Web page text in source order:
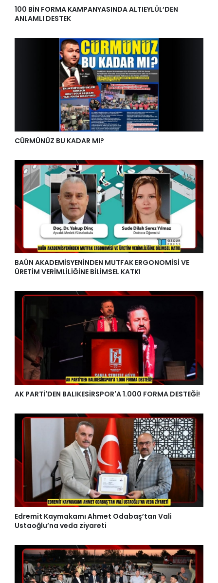
100 BİN FORMA KAMPANYASINDA ALTIEYLÜL’DEN
ANLAMLI DESTEK
CÜRMÜNÜZ BU KADAR MI?
BAÜN AKADEMİSYENİNDEN MUTFAK ERGONOMİSİ VE
ÜRETİM VERİMLİLİĞİNE BİLİMSEL KATKI
AK PARTİ'DEN BALIKESİRSPOR'A 1.000 FORMA DESTEĞİ!
Edremit Kaymakamı Ahmet Odabaş’tan Vali
Ustaoğlu’na veda ziyareti